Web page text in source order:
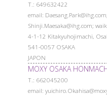
Т.: 649632422
email:
Shinji.Maesaka@ihg.com;
4-1-12 Kitakyuhojimachi,
541-0057 OSAKA
JAPON
MOXY OSAKA
Т.: 662045200
email: